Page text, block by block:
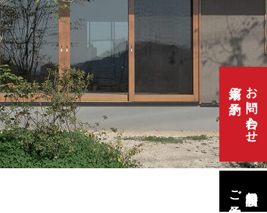
お問い合わせ、
来場ご予約
無料相談会の
ご予約